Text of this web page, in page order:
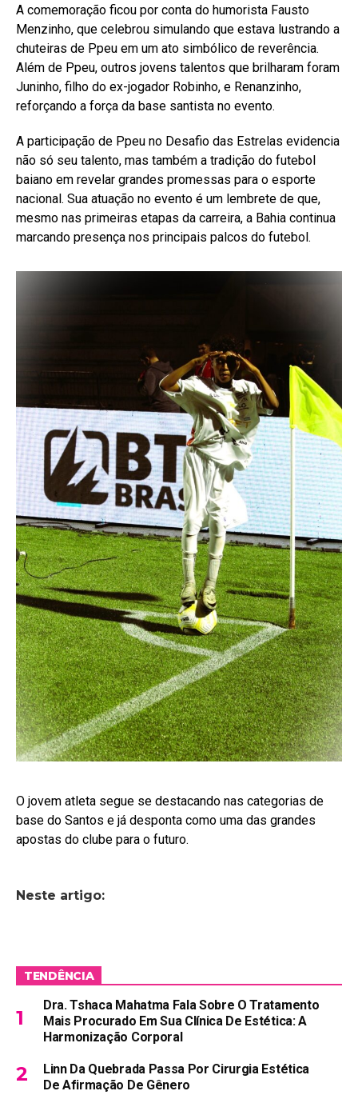
A comemoração ficou por conta do humorista Fausto
Menzinho, que celebrou simulando que estava lustrando a
chuteiras de Ppeu em um ato simbólico de reverência.
Além de Ppeu, outros jovens talentos que brilharam foram
Juninho, filho do ex-jogador Robinho, e Renanzinho,
reforçando a força da base santista no evento.
A participação de Ppeu no Desafio das Estrelas evidencia
não só seu talento, mas também a tradição do futebol
baiano em revelar grandes promessas para o esporte
nacional. Sua atuação no evento é um lembrete de que,
mesmo nas primeiras etapas da carreira, a Bahia continua
marcando presença nos principais palcos do futebol.
O jovem atleta segue se destacando nas categorias de
base do Santos e já desponta como uma das grandes
apostas do clube para o futuro.
Neste artigo:
TENDÊNCIA
Dra. Tshaca Mahatma Fala Sobre O Tratamento
Mais Procurado Em Sua Clínica De Estética: A
Harmonização Corporal
Linn Da Quebrada Passa Por Cirurgia Estética
De Afirmação De Gênero